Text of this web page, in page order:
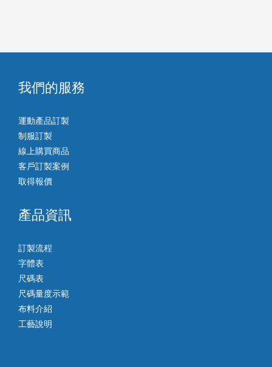
我們的服務
運動產品訂製
制服訂製
線上購買商品
客戶訂製案例
取得報價
產品資訊
訂製流程
字體表
尺碼表
尺碼量度示範
布料介紹
工藝說明